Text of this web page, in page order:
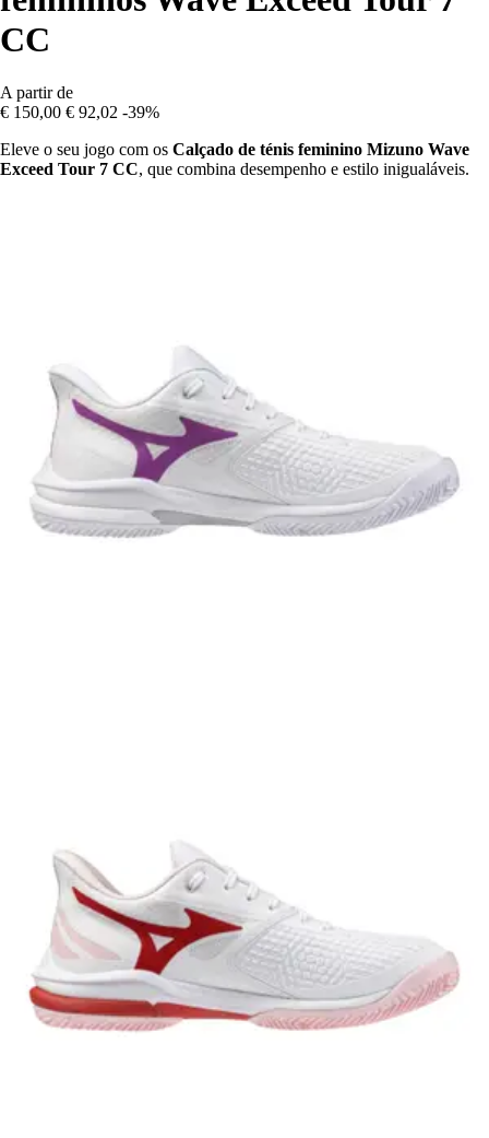
CC
A partir de
€ 150,00 € 92,02 -39%
Eleve o seu jogo com os Calçado de ténis feminino Mizuno Wave
Exceed Tour 7 CC, que combina desempenho e estilo inigualáveis.